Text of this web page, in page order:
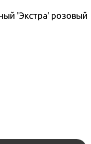
'Экстра' розовый